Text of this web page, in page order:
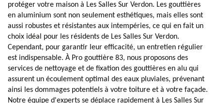
protéger votre maison à Les Salles Sur Verdon. Les gouttières
en aluminium sont non seulement esthétiques, mais elles sont
aussi robustes et résistantes aux intempéries, ce qui en fait un
choix idéal pour les résidents de Les Salles Sur Verdon.
Cependant, pour garantir leur efficacité, un entretien régulier
est indispensable. À Pro gouttière 83, nous proposons des
services de nettoyage et de fixation des gouttières en alu qui
assurent un écoulement optimal des eaux pluviales, prévenant
ainsi les dommages potentiels à votre toiture et à votre façade.
Notre équipe d'experts se déplace rapidement à Les Salles Sur